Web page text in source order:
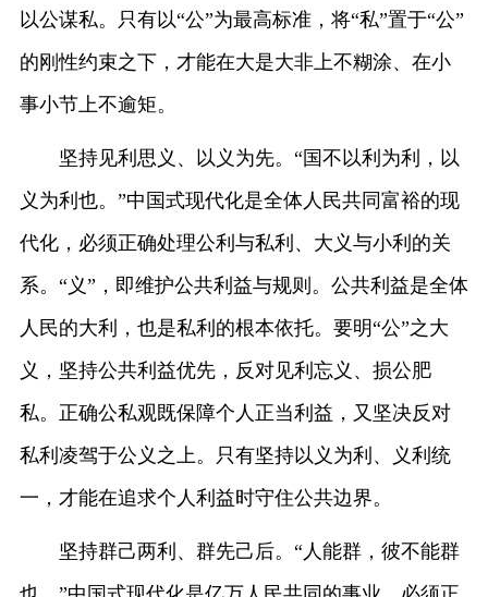
以公谋私。只有以“公”为最高标准，将“私”置于“公”
的刚性约束之下，才能在大是大非上不糊涂、在小
事小节上不逾矩。
坚持见利思义、以义为先。“国不以利为利，以
义为利也。”中国式现代化是全体人民共同富裕的现
代化，必须正确处理公利与私利、大义与小利的关
系。“义”，即维护公共利益与规则。公共利益是全体
人民的大利，也是私利的根本依托。要明“公”之大
义，坚持公共利益优先，反对见利忘义、损公肥
私。正确公私观既保障个人正当利益，又坚决反对
私利凌驾于公义之上。只有坚持以义为利、义利统
一，才能在追求个人利益时守住公共边界。
坚持群己两利、群先己后。“人能群，彼不能群